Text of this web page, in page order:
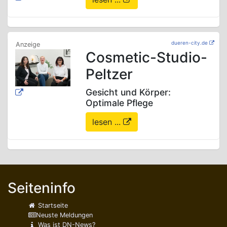
dueren-city.de
Cosmetic-Studio-
Peltzer
Gesicht und Körper:
Optimale Pflege
lesen ...
Seiteninfo
Startseite
Neuste Meldungen
Was ist DN-News?